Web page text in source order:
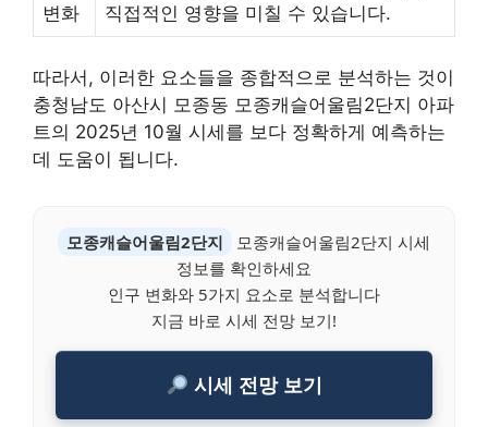
변화
직접적인 영향을 미칠 수 있습니다.
따라서, 이러한 요소들을 종합적으로 분석하는 것이
충청남도 아산시 모종동 모종캐슬어울림2단지 아파
트의 2025년 10월 시세를 보다 정확하게 예측하는
데 도움이 됩니다.
모종캐슬어울림2단지
모종캐슬어울림2단지 시세
정보를 확인하세요
인구 변화와 5가지 요소로 분석합니다
지금 바로 시세 전망 보기!
시세 전망 보기